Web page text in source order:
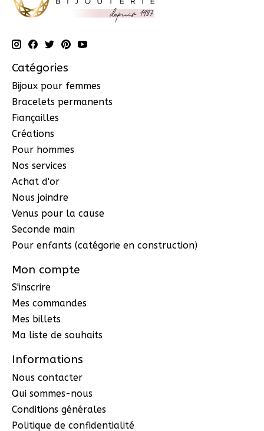
Catégories
Bijoux pour femmes
Bracelets permanents
Fiançailles
Créations
Pour hommes
Nos services
Achat d'or
Nous joindre
Venus pour la cause
Seconde main
Pour enfants (catégorie en construction)
Mon compte
S'inscrire
Mes commandes
Mes billets
Ma liste de souhaits
Informations
Nous contacter
Qui sommes-nous
Conditions générales
Politique de confidentialité